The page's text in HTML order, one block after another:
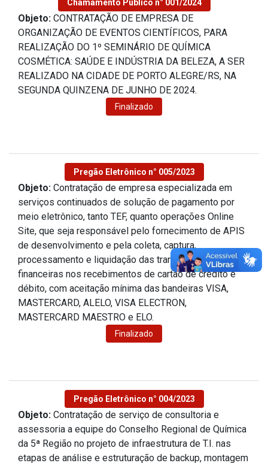
Chamamento Público n° 001/2024
Objeto: CONTRATAÇÃO DE EMPRESA DE
ORGANIZAÇÃO DE EVENTOS CIENTÍFICOS, PARA
REALIZAÇÃO DO 1º SEMINÁRIO DE QUÍMICA
COSMÉTICA: SAÚDE E INDÚSTRIA DA BELEZA, A SER
REALIZADO NA CIDADE DE PORTO ALEGRE/RS, NA
SEGUNDA QUINZENA DE JUNHO DE 2024.
Finalizado
Pregão Eletrônico n° 005/2023
Objeto: Contratação de empresa especializada em
serviços continuados de solução de pagamento por
meio eletrônico, tanto TEF, quanto operações Online
Site, que seja responsável pelo fornecimento de APIS
de desenvolvimento e pela coleta, captura,
processamento e liquidação das transações
financeiras nos recebimentos de cartão de crédito e
débito, com aceitação mínima das bandeiras VISA,
MASTERCARD, ALELO, VISA ELECTRON,
MASTERCARD MAESTRO e ELO.
Finalizado
Pregão Eletrônico n° 004/2023
Objeto: Contratação de serviço de consultoria e
assessoria a equipe do Conselho Regional de Química
da 5ª Região no projeto de infraestrutura de T.I. nas
etapas de análise e estruturação de backup, montagem